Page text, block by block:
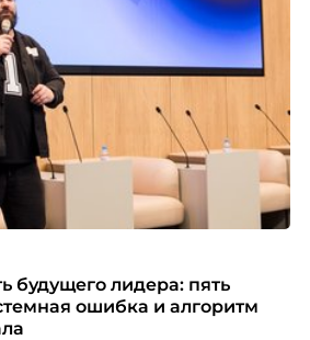
будущего лидера: пять
ошибка и алгоритм